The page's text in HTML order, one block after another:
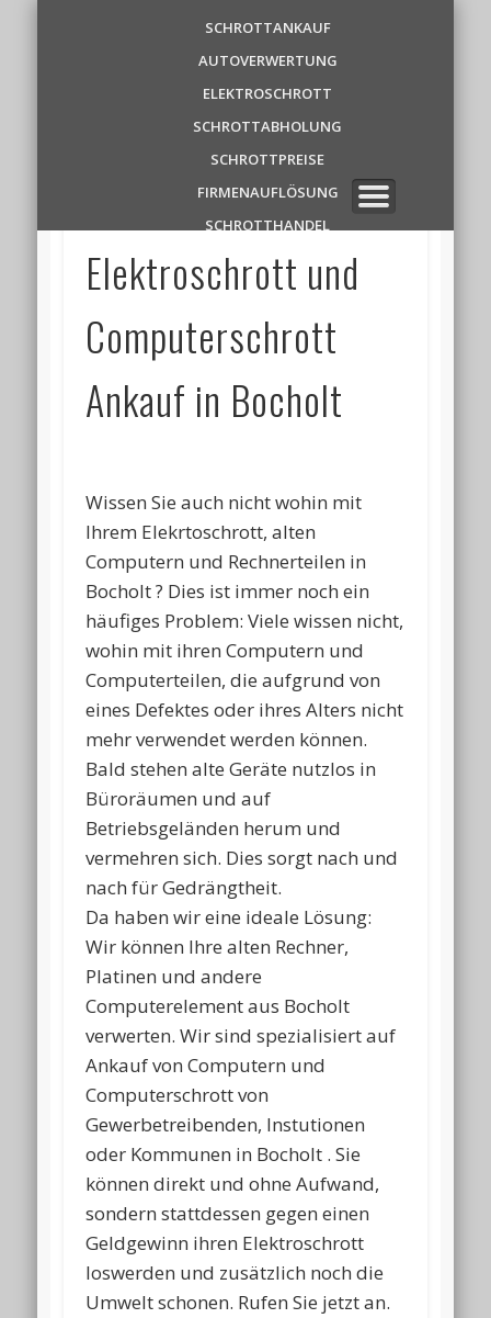
Schrottankauf
Zentrale
✆ 0 1 5 2 1 7 8 6 3 9 1 1
SCHROTTANKAUF
AUTOVERWERTUNG
ELEKTROSCHROTT
SCHROTTABHOLUNG
SCHROTTPREISE
FIRMENAUFLÖSUNG
SCHROTTHANDEL
Elektroschrott und
Computerschrott
Ankauf in Bocholt
Wissen Sie auch nicht wohin mit
Ihrem Elekrtoschrott, alten
Computern und Rechnerteilen in
Bocholt ? Dies ist immer noch ein
häufiges Problem: Viele wissen nicht,
wohin mit ihren Computern und
Computerteilen, die aufgrund von
eines Defektes oder ihres Alters nicht
mehr verwendet werden können.
Bald stehen alte Geräte nutzlos in
Büroräumen und auf
Betriebsgeländen herum und
vermehren sich. Dies sorgt nach und
nach für Gedrängtheit.
Da haben wir eine ideale Lösung:
Wir können Ihre alten Rechner,
Platinen und andere
Computerelement aus Bocholt
verwerten. Wir sind spezialisiert auf
Ankauf von Computern und
Computerschrott von
Gewerbetreibenden, Instutionen
oder Kommunen in Bocholt . Sie
können direkt und ohne Aufwand,
sondern stattdessen gegen einen
Geldgewinn ihren Elektroschrott
loswerden und zusätzlich noch die
Umwelt schonen. Rufen Sie jetzt an.